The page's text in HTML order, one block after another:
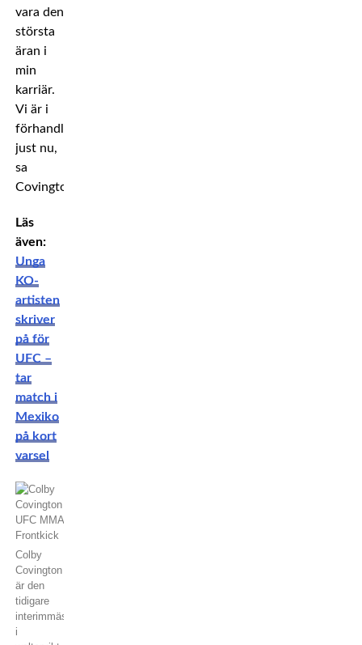
vara den
största
äran i
min
karriär.
Vi är i
förhandlingar
just nu,
sa
Covington.
Läs
även:
Unga
KO-
artisten
skriver
på för
UFC –
tar
match i
Mexiko
på kort
varsel
Colby
Covington
är den
tidigare
interimmästaren
i